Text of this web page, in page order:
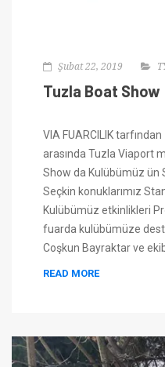
Şubat 22, 2019
Tuzla Boat Show
VIA FUARCILIK
arasında Tuzla Viaport
Show da Kulübümüz ün
Seçkin konuklarımız
Kulübümüz etkinlikleri
fuarda kulübümüze
Coşkun Bayraktar ve
READ MORE